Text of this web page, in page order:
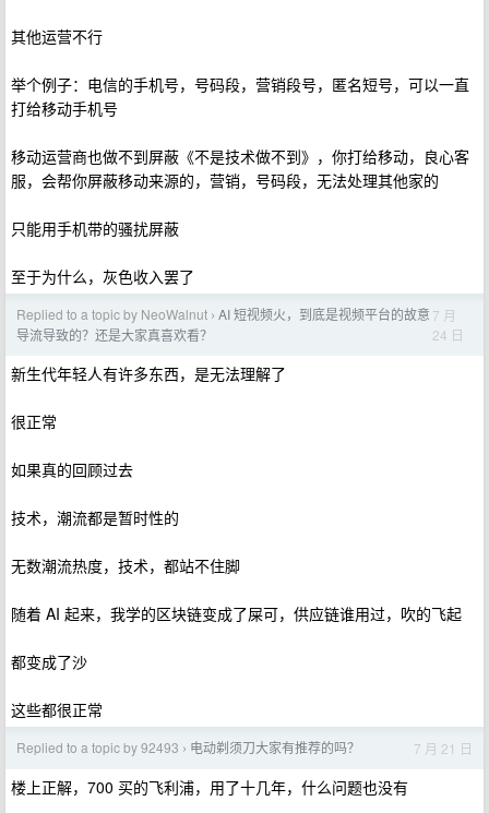
其他运营不行
举个例子：电信的手机号，号码段，营销段号，匿名短号，可以一直
打给移动手机号
移动运营商也做不到屏蔽《不是技术做不到》，你打给移动，良心客
服，会帮你屏蔽移动来源的，营销，号码段，无法处理其他家的
只能用手机带的骚扰屏蔽
至于为什么，灰色收入罢了
Replied to a topic by NeoWalnut › AI 短视频火，到底是视频平台的故意
导流导致的？还是大家真喜欢看？
7 月
24 日
新生代年轻人有许多东西，是无法理解了
很正常
如果真的回顾过去
技术，潮流都是暂时性的
无数潮流热度，技术，都站不住脚
随着 AI 起来，我学的区块链变成了屎可，供应链谁用过，吹的飞起
都变成了沙
这些都很正常
Replied to a topic by 92493 › 电动剃须刀大家有推荐的吗？ 7 月 21 日
楼上正解，700 买的飞利浦，用了十几年，什么问题也没有